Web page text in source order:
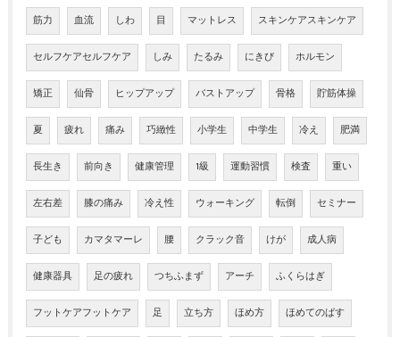
筋力 血流 しわ 目 マットレス スキンケアスキンケア
セルフケアセルフケア しみ たるみ にきび ホルモン
矯正 仙骨 ヒップアップ バストアップ 骨格 貯筋体操
夏 疲れ 痛み 巧緻性 小学生 中学生 冷え 肥満
長生き 前向き 健康管理 1級 運動習慣 検査 重い
左右差 膝の痛み 冷え性 ウォーキング 転倒 セミナー
子ども カマタマーレ 腰 クラック音 けが 成人病
健康器具 足の疲れ つちふまず アーチ ふくらはぎ
フットケアフットケア 足 立ち方 ほめ方 ほめてのばす